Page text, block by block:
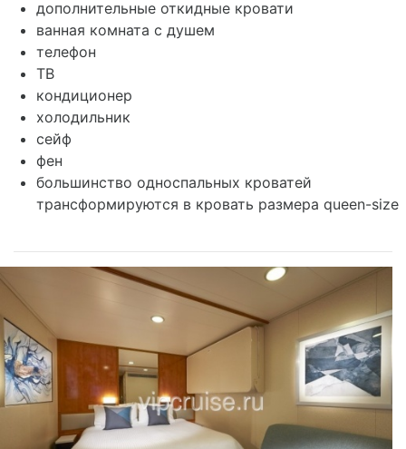
дополнительные откидные кровати
ванная комната с душем
телефон
ТВ
кондиционер
холодильник
сейф
фен
большинство односпальных кроватей
трансформируются в кровать размера queen-size